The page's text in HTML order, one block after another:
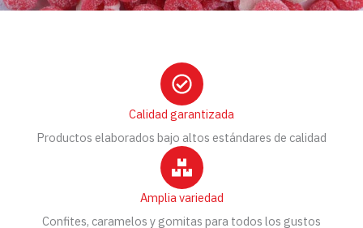
Calidad garantizada
Productos elaborados bajo altos estándares de calidad
Amplia variedad
Confites, caramelos y gomitas para todos los gustos